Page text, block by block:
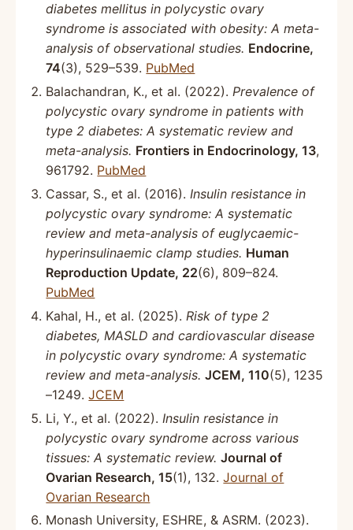
diabetes mellitus in polycystic ovary
syndrome is associated with obesity: A meta-
analysis of observational studies. Endocrine,
74(3), 529–539. PubMed
Balachandran, K., et al. (2022).Prevalence of
polycystic ovary syndrome in patients with
type 2 diabetes: A systematic review and
meta-analysis. Frontiers in Endocrinology, 13,
961792. PubMed
Cassar, S., et al. (2016).Insulin resistance in
polycystic ovary syndrome: A systematic
review and meta-analysis of euglycaemic-
hyperinsulinaemic clamp studies. Human
Reproduction Update, 22(6), 809–824.
PubMed
Kahal, H., et al. (2025). Risk of type 2
diabetes, MASLD and cardiovascular disease
in polycystic ovary syndrome: A systematic
review and meta-analysis. JCEM, 110(5), 1235
–1249.JCEM
Li, Y., et al. (2022). Insulin resistance in
polycystic ovary syndrome across various
tissues: A systematic review. Journal of
Ovarian Research, 15(1), 132.Journal of
Ovarian Research
Monash University, ESHRE, & ASRM. (2023).